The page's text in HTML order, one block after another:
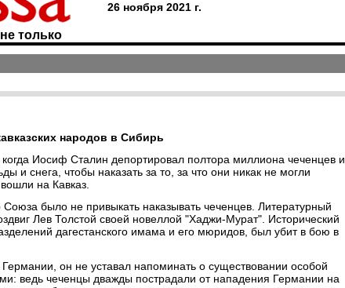
только
26 ноября 2021 г.
народов в Сибирь
Иосиф Сталин депортировал полтора миллиона чеченцев и
и снега, чтобы наказать за то, за что они никак не могли
на Кавказ.
было не привыкать наказывать чеченцев. Литературный
Лев Толстой своей новеллой "Хаджи-Мурат". Исторический
дагестанского имама и его мюридов, был убит в бою в
он не уставал напоминать о существовании особой
ведь чеченцы дважды пострадали от нападения Германии на